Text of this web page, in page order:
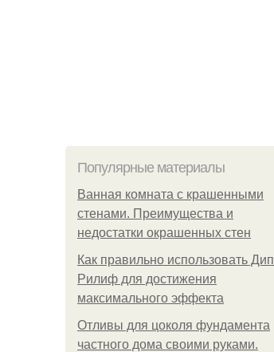
Популярные материалы
Ванная комната с крашенными
стенами. Преимущества и
недостатки окрашенных стен
Как правильно использовать Дип
Рилиф для достижения
максимального эффекта
Отливы для цоколя фундамента
частного дома своими руками.